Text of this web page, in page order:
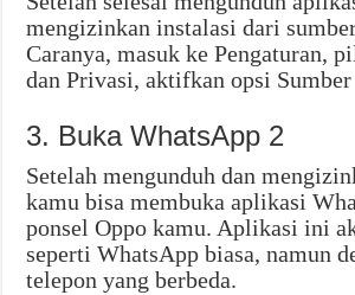
mengizinkan instalasi dari
Caranya, masuk ke Pengaturan,
dan Privasi, aktifkan opsi
3. Buka WhatsApp 2
Setelah mengunduh dan
kamu bisa membuka aplikasi
ponsel Oppo kamu. Aplikasi ini
seperti WhatsApp biasa, namun
telepon yang berbeda.